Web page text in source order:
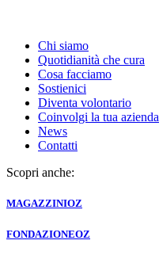
Chi siamo
Quotidianità che cura
Cosa facciamo
Sostienici
Diventa volontario
Coinvolgi la tua azienda
News
Contatti
Scopri anche:
MAGAZZINIOZ
FONDAZIONEOZ